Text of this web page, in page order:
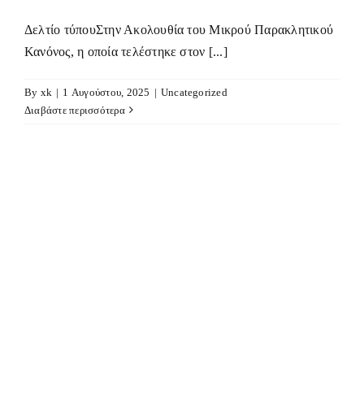
Δελτίο τύπουΣτην Ακολουθία του Μικρού Παρακλητικού
Κανόνος, η οποία τελέστηκε στον [...]
By xk | 1 Αυγούστου, 2025 | Uncategorized
Διαβάστε περισσότερα